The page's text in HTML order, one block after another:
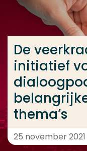
Ga direct naar de
... > De
De
initiatief
thema’s
25 november 2021
Veel gezocht
Opleiding
Contact